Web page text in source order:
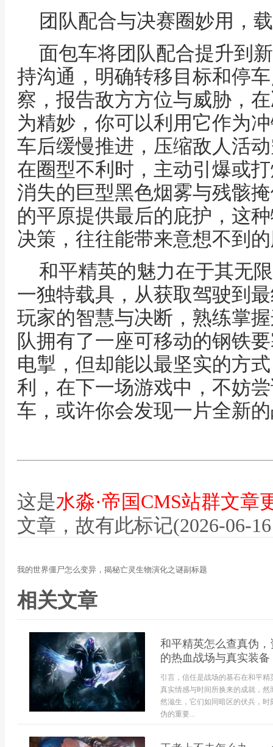
团队配合与决赛圈妙用，
面包车将团队配合提升到
持沟通，明确转移目标和停
察，报告敌方方位与威胁，
为精妙，你可以利用它作为
车后缓慢推进，压缩敌人活
在圈型不利时，主动引爆或
消失的巨型黑色烟雾与残骸
的平原提供最后的庇护，这
决策，往往能带来意想不到
和平精英的魅力在于其无
一独特载具，从获取驾驶到
玩家的智慧与决断，熟练掌
队拥有了一座可移动的钢铁
电掣，但却能以最坚实的方
利，在下一场游戏中，不妨
车，或许你会发现一片全新
这是水淼·帝国CMS站群文章
文章，故有此标记(2026-06-
我的世界僵尸怎么变异，揭秘亡灵生物演化之谜副标题
相关文章
和平精英怎么查真伪
的热血战场与真实装备
引言，信任是战场的基石在和平
真实情感与时间所换来的成就，
然滋生，它们如同暗区的伏兵，
伪的重要...